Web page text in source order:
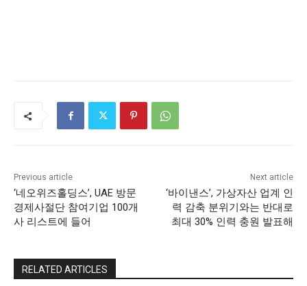
Previous article
‘네오위즈홀딩스’, UAE 방문
경제사절단 참여기업 100개
사 리스트에 들어
Next article
‘바이낸스’, 가상자산 업계 인
력 감축 분위기와는 반대로
최대 30% 인력 충원 발표해
RELATED ARTICLES